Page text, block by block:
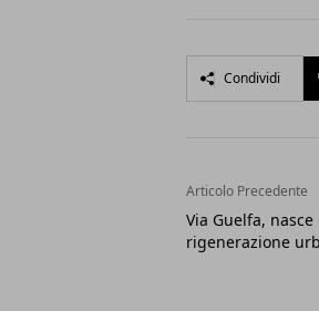
Condividi
Articolo Precedente
Via Guelfa,
rigenerazione